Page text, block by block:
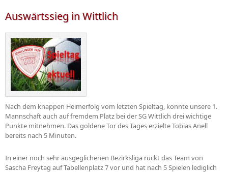
Auswärtssieg in Wittlich
Nach dem knappen Heimerfolg vom letzten Spieltag, konnte unsere 1.
Mannschaft auch auf fremdem Platz bei der SG Wittlich drei wichtige
Punkte mitnehmen. Das goldene Tor des Tages erzielte Tobias Anell
bereits nach 5 Minuten.
In einer noch sehr ausgeglichenen Bezirksliga rückt das Team von
Sascha Freytag auf Tabellenplatz 7 vor und hat nach 5 Spielen lediglich